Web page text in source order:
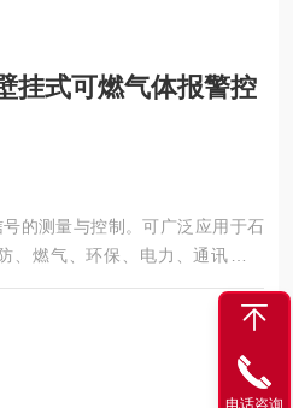
挂式可燃气体报警控
的测量与控制。可广泛应用于石
、燃气、环保、电力、通讯、造
水、污水处理、食品、科研、教
电话咨询